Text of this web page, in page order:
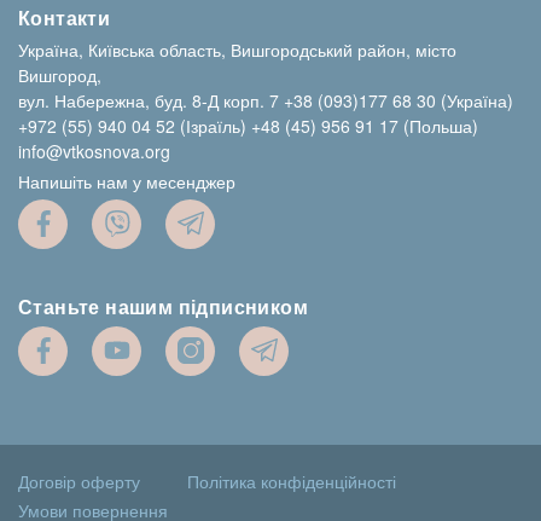
Контакти
Україна, Київська область, Вишгородський район, місто
Вишгород,
вул. Набережна, буд. 8-Д корп. 7 +38 (093)177 68 30 (Україна)
+972 (55) 940 04 52 (Ізраїль) +48 (45) 956 91 17 (Польша)
info@vtkosnova.org
Напишіть нам у месенджер
Станьте нашим підписником
Договір оферту
Політика конфіденційності
Умови повернення